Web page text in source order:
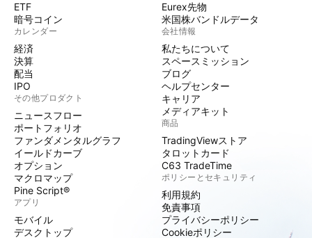
ETF
暗号コイン
カレンダー
経済
決算
配当
IPO
その他プロダクト
ニュースフロー
ポートフォリオ
ファンダメンタルグラフ
イールドカーブ
オプション
マクロマップ
Pine Script®
アプリ
モバイル
デスクトップ
Eurex先物
米国株バンドルデータ
会社情報
私たちについて
スペースミッション
ブログ
ヘルプセンター
キャリア
メディアキット
商品
TradingViewストア
タロットカード
C63 TradeTime
ポリシーとセキュリティ
利用規約
免責事項
プライバシーポリシー
Cookieポリシー